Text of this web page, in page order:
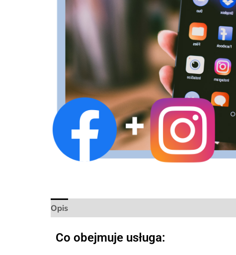
Opis
Co obejmuje usługa: